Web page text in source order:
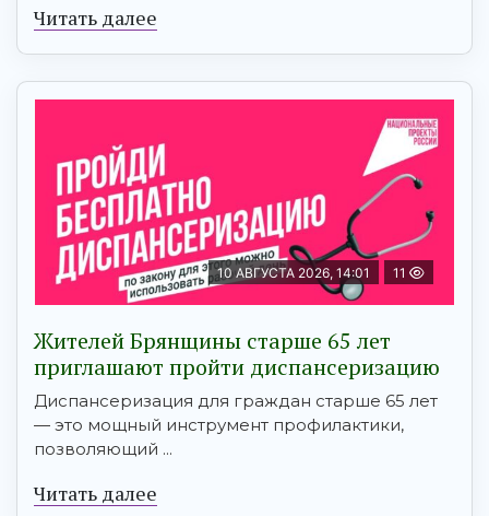
Читать далее
10 АВГУСТА 2026, 14:01 11
Жителей Брянщины старше 65 лет
приглашают пройти диспансеризацию
Диспансеризация для граждан старше 65 лет
— это мощный инструмент профилактики,
позволяющий ...
Читать далее